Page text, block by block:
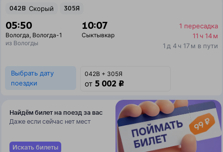
042В Скорый 305Я
05:50
Вологда, Вологда-1
из Вологды
10:07
Сыктывкар
1 пересадка
11 ч 14 м
1 д 4 ч 17 м в пути
Выбрать дату
поездки
042В + 305Я
от 5 002 ₽
Найдём билет на поезд за вас
Даже если сейчас нет мест
Искать билеты